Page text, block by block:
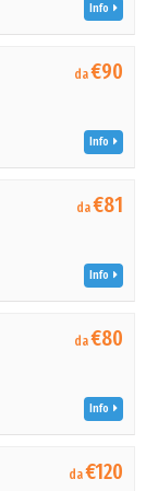
Info
da€90
Info
da€81
Info
da€80
Info
da€120